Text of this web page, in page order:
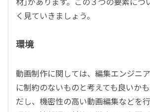
く見ていきましょう。
環境
動画制作に関しては、編集エンジニ
に制約のないものと考えても良いか
だし、機密性の高い動画編集などを